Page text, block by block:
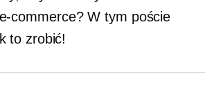
commerce? W tym poście
to zrobić!